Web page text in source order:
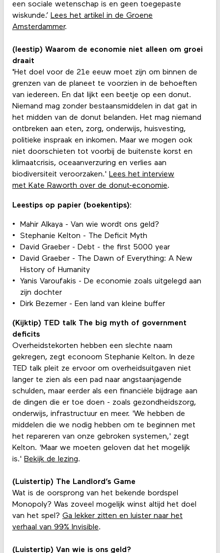
een sociale wetenschap is en geen toegepaste
wiskunde.’ Lees het artikel in de Groene
Amsterdammer.
(leestip) Waarom de economie niet alleen om groei
draait
'Het doel voor de 21e eeuw moet zijn om binnen de
grenzen van de planeet te voorzien in de behoeften
van iedereen. En dat lijkt een beetje op een donut.
Niemand mag zonder bestaansmiddelen in dat gat in
het midden van de donut belanden. Het mag niemand
ontbreken aan eten, zorg, onderwijs, huisvesting,
politieke inspraak en inkomen. Maar we mogen ook
niet doorschieten tot voorbij de buitenste korst en
klimaatcrisis, oceaanverzuring en verlies aan
biodiversiteit veroorzaken.' Lees het interview
met Kate Raworth over de donut-economie.
Leestips op papier (boekentips):
Mahir Alkaya - Van wie wordt ons geld?
Stephanie Kelton - The Deficit Myth
David Graeber - Debt - the first 5000 year
David Graeber - The Dawn of Everything: A New
History of Humanity
Yanis Varoufakis - De economie zoals uitgelegd aan
zijn dochter
Dirk Bezemer - Een land van kleine buffer
(Kijktip) TED talk The big myth of government
deficits
Overheidstekorten hebben een slechte naam
gekregen, zegt econoom Stephanie Kelton. In deze
TED talk pleit ze ervoor om overheidsuitgaven niet
langer te zien als een pad naar angstaanjagende
schulden, maar eerder als een financiële bijdrage aan
de dingen die er toe doen - zoals gezondheidszorg,
onderwijs, infrastructuur en meer. 'We hebben de
middelen die we nodig hebben om te beginnen met
het repareren van onze gebroken systemen,' zegt
Kelton. 'Maar we moeten geloven dat het mogelijk
is.' Bekijk de lezing.
(Luistertip) The Landlord’s Game
Wat is de oorsprong van het bekende bordspel
Monopoly? Was zoveel mogelijk winst altijd het doel
van het spel? Ga lekker zitten en luister naar het
verhaal van 99% Invisible.
(Luistertip) Van wie is ons geld?